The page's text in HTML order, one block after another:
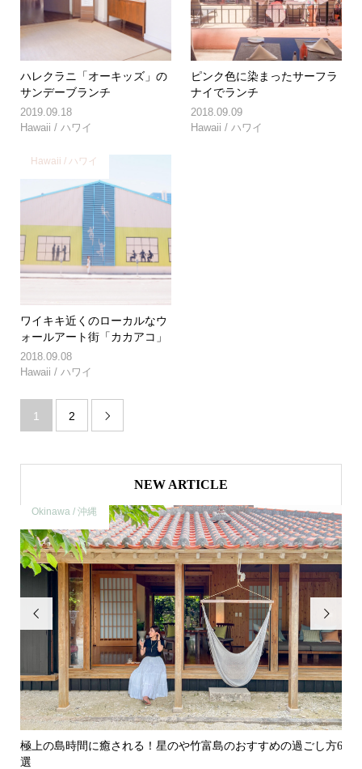
ハレクラニ「オーキッズ」の
サンデーブランチ
2019.09.18
Hawaii / ハワイ
ピンク色に染まったサーフラ
ナイでランチ
2018.09.09
Hawaii / ハワイ
Hawaii / ハワイ
ワイキキ近くのローカルなウ
ォールアート街「カカアコ」
2018.09.08
Hawaii / ハワイ
1 2 
NEW ARTICLE

極上の島時間に癒される！星のや竹富島のおすすめの過ごし方6
選
Okinawa / 沖縄
